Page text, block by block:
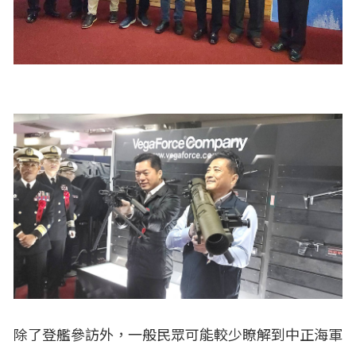
除了登艦參訪外，一般民眾可能較少瞭解到中正海軍